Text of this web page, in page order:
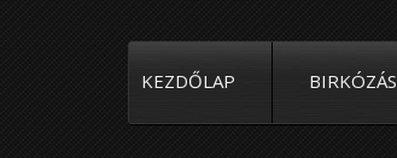
KEZDŐLAP BIRKÓZÁS